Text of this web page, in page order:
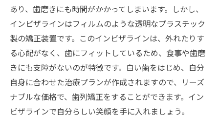
あり、歯磨きにも時間がかかってしまいます。しかし、
インビザラインはフィルムのような透明なプラスチック
製の矯正装置です。このインビザラインは、外れたりす
る心配がなく、歯にフィットしているため、食事や歯磨
きにも支障がないのが特徴です。白い歯をはじめ、自分
自身に合わせた治療プランが作成されますので、リーズ
ナブルな価格で、歯列矯正をすることができます。イン
ビザラインで自分らしい笑顔を手に入れましょう。